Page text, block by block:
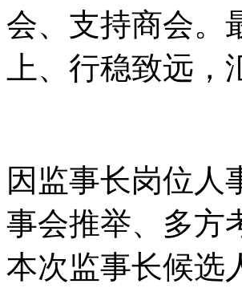
会、支持商会。
上、行稳致远
因监事长岗位人
事会推举、多方
本次监事长候选